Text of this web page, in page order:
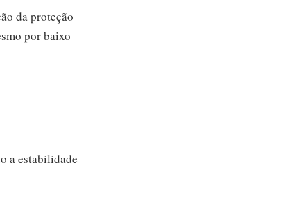
da proteção
por baixo
a estabilidade